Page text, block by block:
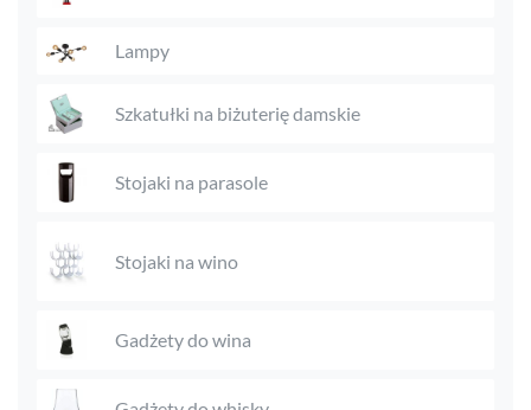
Lampy
Szkatułki na biżuterię damskie
Stojaki na parasole
Stojaki na wino
Gadżety do wina